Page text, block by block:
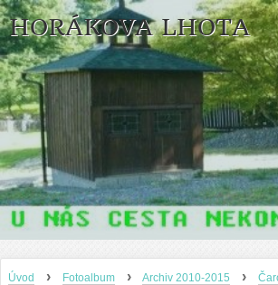
HORÁKOVA LHOTA
Úvod › Fotoalbum › Archiv 2010-2015 ›